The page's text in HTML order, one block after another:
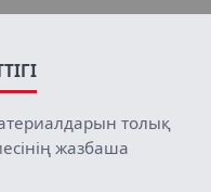
толық
жазбаша